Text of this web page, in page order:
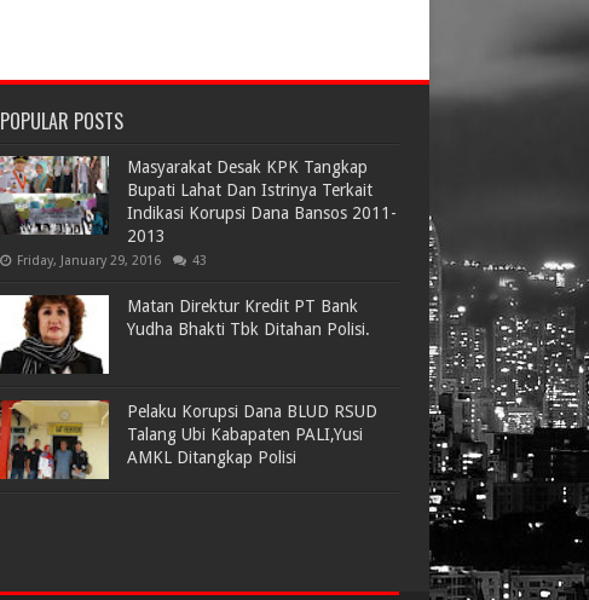
POPULAR POSTS
Masyarakat Desak KPK Tangkap
Bupati Lahat Dan Istrinya Terkait
Indikasi Korupsi Dana Bansos 2011-
2013
Friday, January 29, 2016 43
Matan Direktur Kredit PT Bank
Yudha Bhakti Tbk Ditahan Polisi.
Pelaku Korupsi Dana BLUD RSUD
Talang Ubi Kabapaten PALI,Yusi
AMKL Ditangkap Polisi